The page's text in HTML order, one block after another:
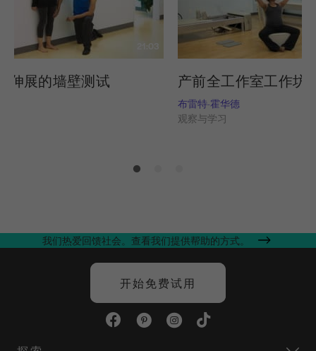
21:03
伸展的墙壁测试 产前全工作室工作坊
布雷特-霍华德
观察与学习
我们热爱回馈社会。查看我们提供帮助的方式。
开始免费试用